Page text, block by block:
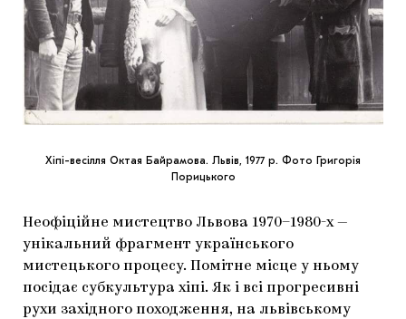
Хіпі-весілля Октая Байрамова. Львів, 1977 р. Фото Григорія
Порицького
Неофіційне мистецтво Львова 1970–1980-х —
унікальний фрагмент українського
мистецького процесу. Помітне місце у ньому
посідає субкультура хіпі. Як і всі прогресивні
рухи західного походження, на львівському